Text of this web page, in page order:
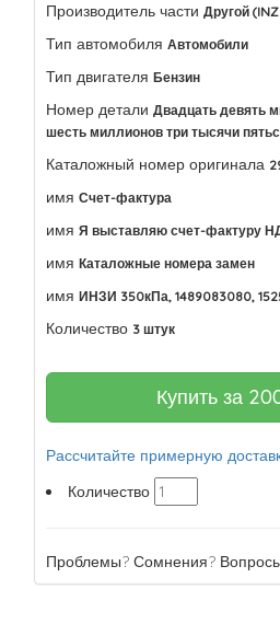
Производитель части Другой
Тип автомобиля Автомобили
Тип двигателя Бензин
Номер детали Двадцать девять
шесть миллионов три тысячи
Каталожный номер оригинала
имя Счет-фактура
имя Я выставляю счет-фактуру
имя Каталожные номера замен
имя ИНЗИ 350кПа, 1489083080,
Количество 3 штук
Купить за
Рассчитайте примерную
Количество
Проблемы? Сомнения?